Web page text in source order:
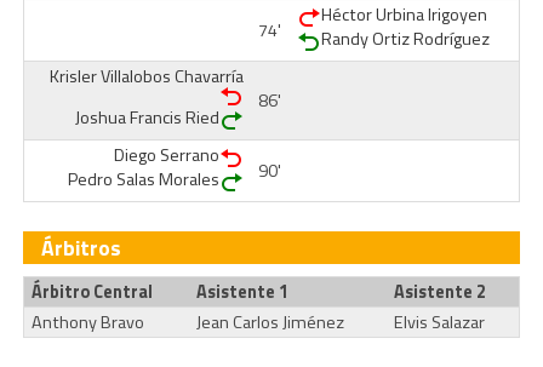
74'
Héctor Urbina Irigoyen
Randy Ortiz Rodríguez
Krisler Villalobos Chavarría
Joshua Francis Ried
86'
Diego Serrano
Pedro Salas Morales
90'
Árbitros
Árbitro Central Asistente 1
Asistente 2
Anthony Bravo
Jean Carlos Jiménez Elvis Salazar